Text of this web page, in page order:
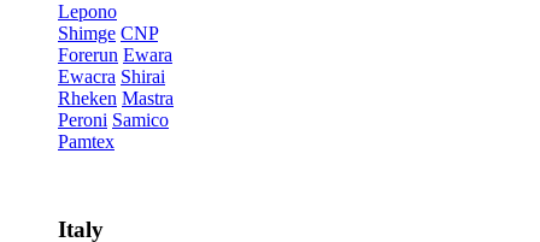
Lepono
Shimge CNP
Forerun Ewara
Ewacra Shirai
Rheken Mastra
Peroni Samico
Pamtex
Italy